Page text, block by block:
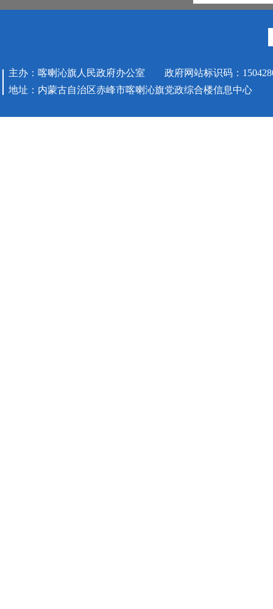
主办：喀喇沁旗人民政府办公室 政府网站标识码：
地址：内蒙古自治区赤峰市喀喇沁旗党政综合楼信息中心